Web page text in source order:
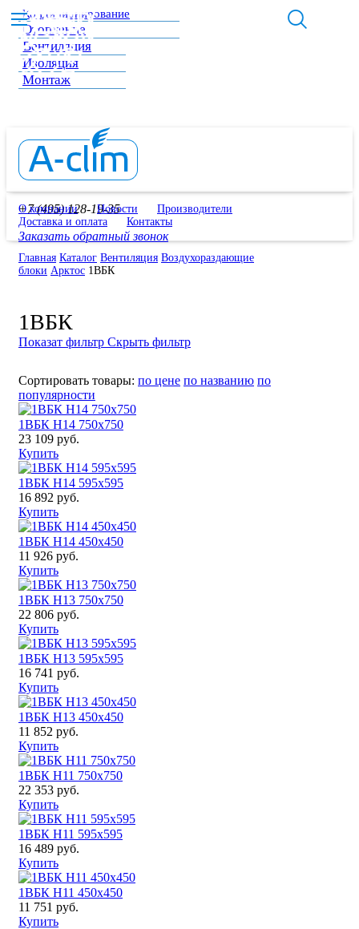
Кондиционирование
Отопление
Вентиляция
Изоляция
Монтаж
+7 (495) 128-19-35
Заказать обратный звонок
О компании Новости
Производители
Доставка и оплата
Контакты
Главная Каталог Вентиляция Воздухораздающие
блоки Арктос 1ВБК
1ВБК
Показат фильтр Скрыть фильтр
Сортировать товары: по цене по названию по
популярности
1ВБК H14 750x750
23 109 руб.
Купить
1ВБК H14 595x595
16 892 руб.
Купить
1ВБК H14 450x450
11 926 руб.
Купить
1ВБК H13 750x750
22 806 руб.
Купить
1ВБК H13 595x595
16 741 руб.
Купить
1ВБК H13 450x450
11 852 руб.
Купить
1ВБК H11 750x750
22 353 руб.
Купить
1ВБК H11 595x595
16 489 руб.
Купить
1ВБК H11 450x450
11 751 руб.
Купить